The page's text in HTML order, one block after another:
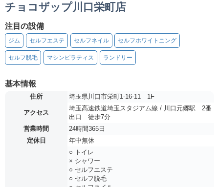
チョコザップ川口栄町店
注目の設備
ジム セルフエステ セルフネイル セルフホワイトニング
セルフ脱毛 マシンピラティス ランドリー
基本情報
住所 埼玉県川口市栄町1-16-11 1F
アクセス
埼玉高速鉄道埼玉スタジアム線 / 川口元郷駅 2番
出口 徒歩7分
営業時間
24時間365日
定休日
年中無休
○ トイレ
× シャワー
○ セルフエステ
○ セルフ脱毛